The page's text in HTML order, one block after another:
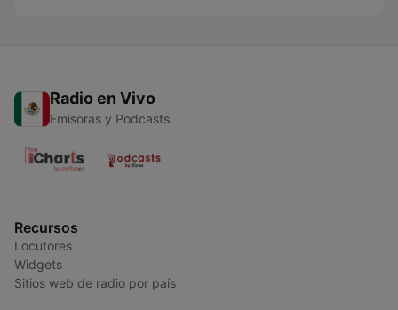
Radio en Vivo
Emisoras y Podcasts
Recursos
Locutores
Widgets
Sitios web de radio por país